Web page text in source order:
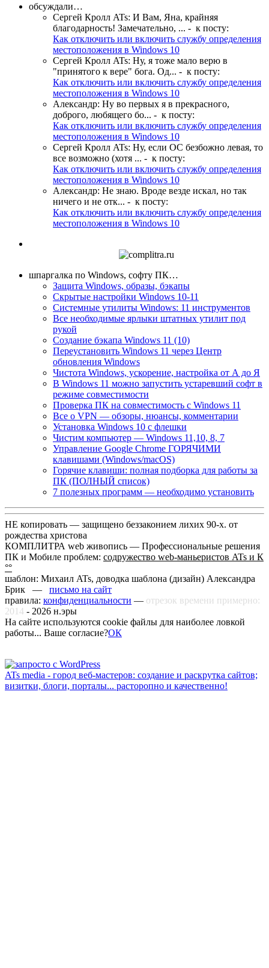
обсуждали…
Сергей Кролл ATs: И Вам, Яна, крайняя
благодарность! Замечательно, ... - к посту:
Как отключить или включить службу определения
местоположения в Windows 10
Сергей Кролл ATs: Ну, я тоже мало верю в
"принятого к вере" бога. Од... - к посту:
Как отключить или включить службу определения
местоположения в Windows 10
Александр: Ну во первых я в прекрасного,
доброго, любящего бо... - к посту:
Как отключить или включить службу определения
местоположения в Windows 10
Сергей Кролл ATs: Ну, если ОС безбожно левая, то
все возможно (хотя ... - к посту:
Как отключить или включить службу определения
местоположения в Windows 10
Александр: Не знаю. Вроде везде искал, но так
ничего и не отк... - к посту:
Как отключить или включить службу определения
местоположения в Windows 10
шпаргалка по Windows, софту ПК…
Защита Windows, образы, бэкапы
Скрытые настройки Windows 10-11
Системные утилиты Windows: 11 инструментов
Все необходимые ярлыки штатных утилит под
рукой
Создание бэкапа Windows 11 (10)
Переустановить Windows 11 через Центр
обновления Windows
Чистота Windows, ускорение, настройка от А до Я
В Windows 11 можно запустить устаревший софт в
режиме совместимости
Проверка ПК на совместимость с Windows 11
Все о VPN — обзоры, нюансы, комментарии
Установка Windows 10 с флешки
Чистим компьютер — Windows 11,10, 8, 7
Управление Google Chrome ГОРЯЧИМИ
клавишами (Windows/macOS)
Горячие клавиши: полная подборка для работы за
ПК (ПОЛНЫЙ список)
7 полезных программ — необходимо установить
НЕ копировать — защищено беззаконием лихих 90-х. от
рождества христова
КОМПЛИТРА web живопись — Профессиональные решения
ПК и Мобиле проблем: содружество web-маньеристов ATs и К
°°
шаблон: Михаил ATs, доводка шаблона (дизайн) Александра
Брик — письмо на сайт
правила: конфиденциальности — отрезок времени примерно:
2014 - 2026 н.эры
На сайте используются cookie файлы для наиболее ловкой
работы... Ваше согласие?ОК
ATs media - город веб-мастеров: создание и раскрутка сайтов;
визитки, блоги, порталы... расторопно и качественно!